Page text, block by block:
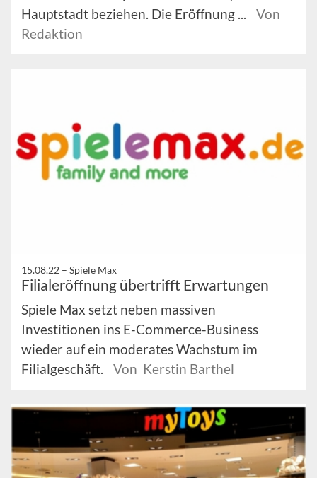
Hauptstadt beziehen. Die Eröffnung ...
Von
Redaktion
15.08.22 – Spiele Max
Filialeröffnung übertrifft Erwartungen
Spiele Max setzt neben massiven
Investitionen ins E-Commerce-Business
wieder auf ein moderates Wachstum im
Filialgeschäft.
Von Kerstin Barthel